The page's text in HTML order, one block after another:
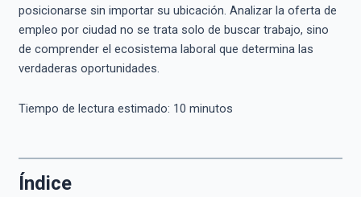
posicionarse sin importar su ubicación. Analizar la oferta de
empleo por ciudad no se trata solo de buscar trabajo, sino
de comprender el ecosistema laboral que determina las
verdaderas oportunidades.
Tiempo de lectura estimado: 10 minutos
Índice